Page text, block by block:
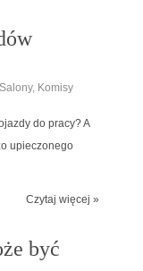
Komisy
do pracy? A
upieczonego
Czytaj więcej »
być